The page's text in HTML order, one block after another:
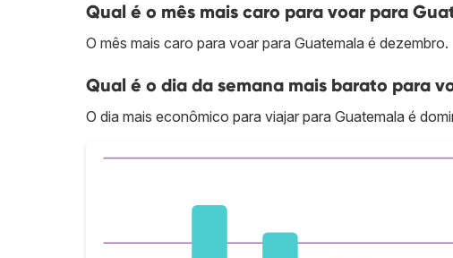
Qual é o mês mais caro para voar para
O mês mais caro para voar para Guatemala é dezembro.
Qual é o dia da semana mais barato para
O dia mais econômico para viajar para Guatemala é